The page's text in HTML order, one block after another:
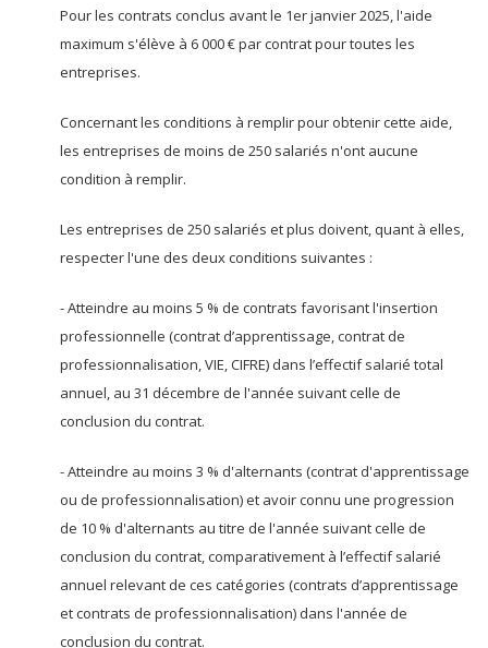
Pour les contrats conclus avant le 1er janvier 2025, l'aide
maximum s'élève à 6 000 € par contrat pour toutes les
entreprises.
Concernant les conditions à remplir pour obtenir cette aide,
les entreprises de moins de 250 salariés n'ont aucune
condition à remplir.
Les entreprises de 250 salariés et plus doivent, quant à elles,
respecter l'une des deux conditions suivantes :
- Atteindre au moins 5 % de contrats favorisant l'insertion
professionnelle (contrat d’apprentissage, contrat de
professionnalisation, VIE, CIFRE) dans l’effectif salarié total
annuel, au 31 décembre de l'année suivant celle de
conclusion du contrat.
- Atteindre au moins 3 % d'alternants (contrat d'apprentissage
ou de professionnalisation) et avoir connu une progression
de 10 % d'alternants au titre de l'année suivant celle de
conclusion du contrat, comparativement à l’effectif salarié
annuel relevant de ces catégories (contrats d’apprentissage
et contrats de professionnalisation) dans l'année de
conclusion du contrat.